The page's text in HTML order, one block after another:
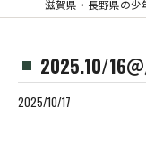
2025.10/16
2025/10/17